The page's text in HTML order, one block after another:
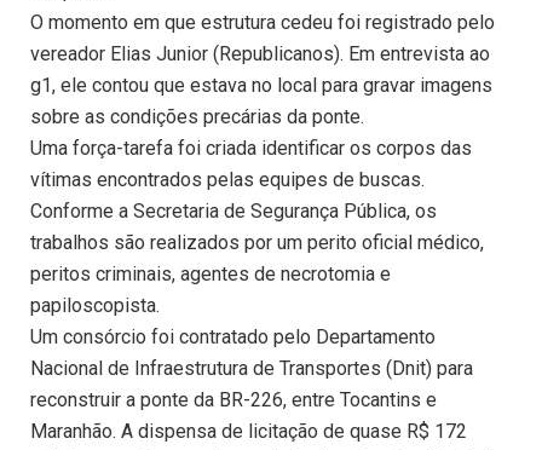
O momento em que estrutura cedeu foi registrado pelo
vereador Elias Junior (Republicanos). Em entrevista ao
g1, ele contou que estava no local para gravar imagens
sobre as condições precárias da ponte.
Uma força-tarefa foi criada identificar os corpos das
vítimas encontrados pelas equipes de buscas.
Conforme a Secretaria de Segurança Pública, os
trabalhos são realizados por um perito oficial médico,
peritos criminais, agentes de necrotomia e
papiloscopista.
Um consórcio foi contratado pelo Departamento
Nacional de Infraestrutura de Transportes (Dnit) para
reconstruir a ponte da BR-226, entre Tocantins e
Maranhão. A dispensa de licitação de quase R$ 172